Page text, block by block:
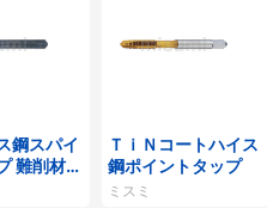
鋼スパイ
難削材対
ＴｉＮコートハイス
鋼ポイントタップ
ミスミ